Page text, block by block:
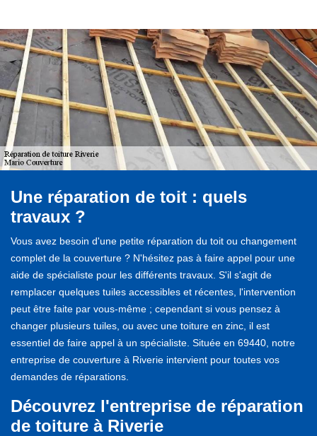
Une réparation de toit : quels
travaux ?
Vous avez besoin d'une petite réparation du toit ou changement
complet de la couverture ? N'hésitez pas à faire appel pour une
aide de spécialiste pour les différents travaux. S'il s'agit de
remplacer quelques tuiles accessibles et récentes, l'intervention
peut être faite par vous-même ; cependant si vous pensez à
changer plusieurs tuiles, ou avec une toiture en zinc, il est
essentiel de faire appel à un spécialiste. Située en 69440, notre
entreprise de couverture à Riverie intervient pour toutes vos
demandes de réparations.
Découvrez l'entreprise de réparation
de toiture à Riverie